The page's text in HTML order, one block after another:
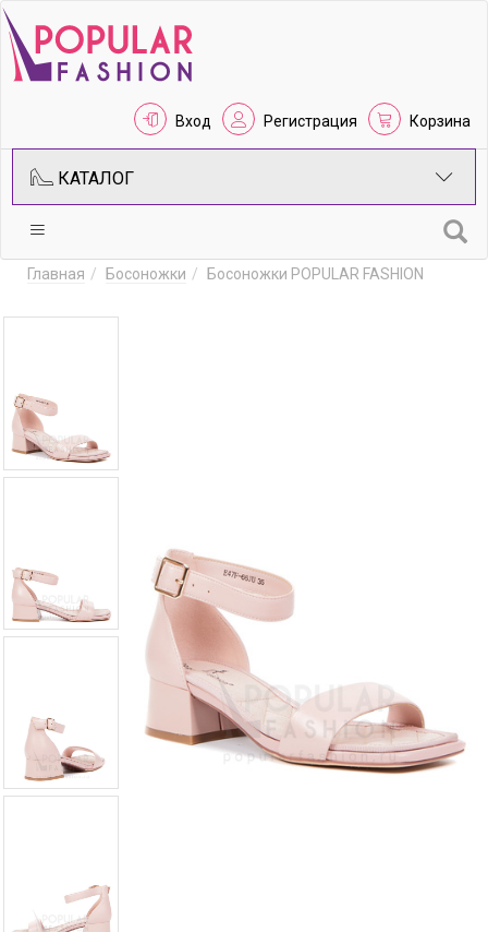
Вход Регистрация Корзина
КАТАЛОГ
Главная Босоножки Босоножки POPULAR FASHION